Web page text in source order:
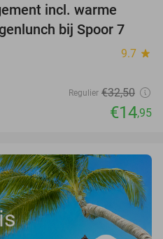
incl. warme
bij Spoor 7
9.7 star
Regulier €32,50
€14,95